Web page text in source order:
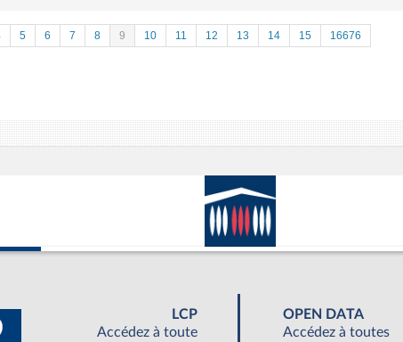
5 6 7 8 9 10 11 12 13 14 15
16676
LCP
Accédez à toute
OPEN DATA
Accédez à toutes